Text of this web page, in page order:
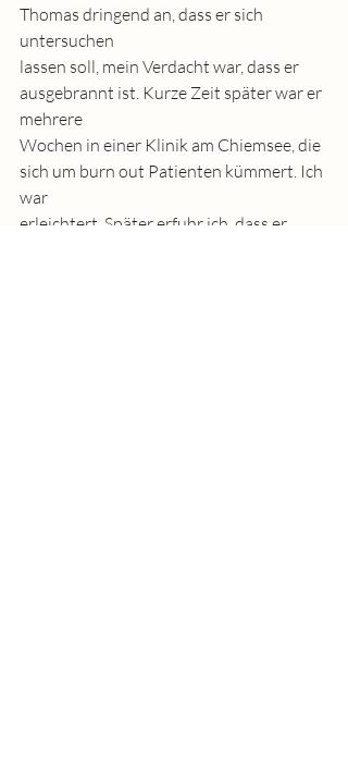
Thomas dringend an, dass er sich
untersuchen
lassen soll, mein Verdacht war, dass er
ausgebrannt ist. Kurze Zeit später war er
mehrere
Wochen in einer Klinik am Chiemsee, die
sich um burn out Patienten kümmert. Ich
war
erleichtert. Später erfuhr ich, dass er